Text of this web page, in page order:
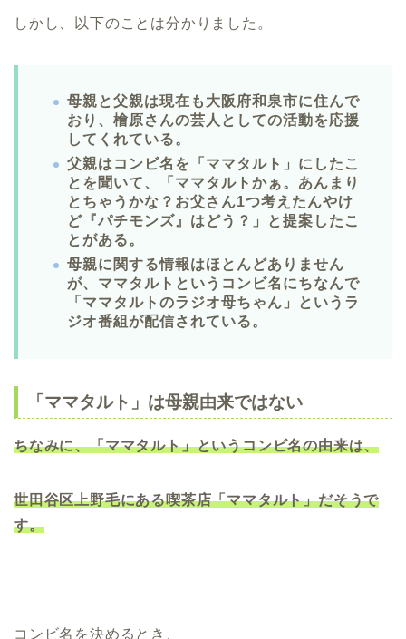
しかし、以下のことは分かりました。
母親と父親は現在も大阪府和泉市に住んで
おり、檜原さんの芸人としての活動を応援
してくれている。
父親はコンビ名を「ママタルト」にしたこ
とを聞いて、「ママタルトかぁ。あんまり
とちゃうかな？お父さん1つ考えたんやけ
ど『パチモンズ』はどう？」と提案したこ
とがある。
母親に関する情報はほとんどありません
が、ママタルトというコンビ名にちなんで
「ママタルトのラジオ母ちゃん」というラ
ジオ番組が配信されている。
「ママタルト」は母親由来ではない
ちなみに、「ママタルト」というコンビ名の由来は、
世田谷区上野毛にある喫茶店「ママタルト」だそうで
す。
コンビ名を決めるとき、